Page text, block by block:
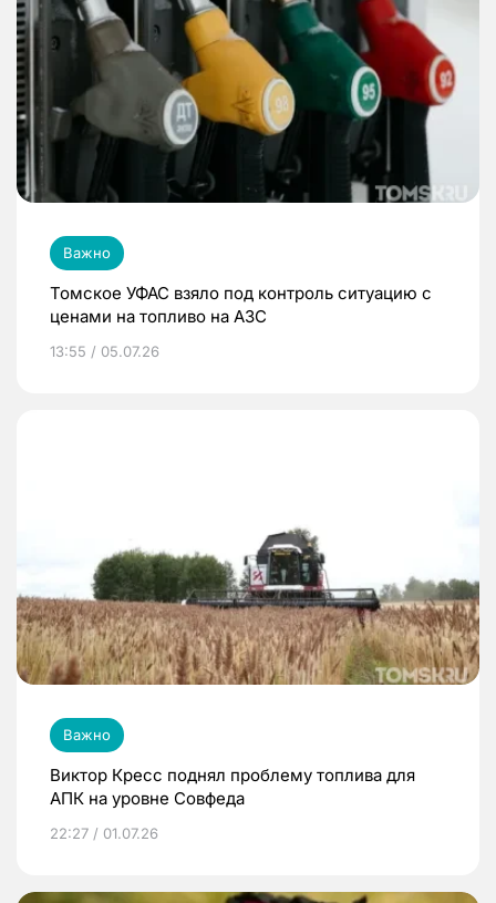
Важно
Томское УФАС взяло под контроль ситуацию с
ценами на топливо на АЗС
13:55 / 05.07.26
Важно
Виктор Кресс поднял проблему топлива для
АПК на уровне Совфеда
22:27 / 01.07.26